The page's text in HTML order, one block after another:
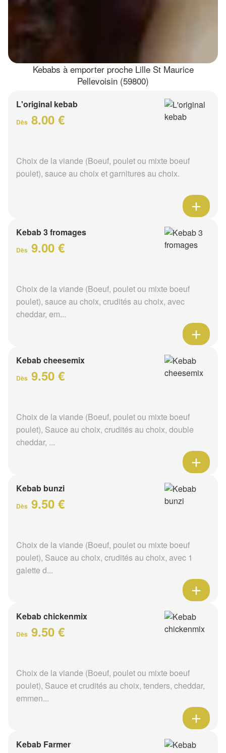
Kebabs à emporter proche Lille St Maurice
Pellevoisin (59800)
L'original kebab
Dès 8.00 €
Choix de la viande (Boeuf, poulet ou mixte boeuf
poulet), sauce au choix et garnitures au choix.
Kebab 3 fromages
Dès 9.00 €
Choix de la viande (Boeuf, poulet ou mixte boeuf
poulet), sauce au choix, crudités au choix, avec
cheddar, em...
Kebab cheesemix
Dès 9.50 €
Choix de la viande (Boeuf, poulet ou mixte boeuf
poulet), Sauce au choix, crudités au choix, double
cheddar, ...
Kebab bunzi
Dès 9.50 €
Choix de la viande (Boeuf, poulet ou mixte boeuf
poulet), Sauce au choix, crudités au choix, avec 1
galette d...
Kebab chickenmix
Dès 9.50 €
Choix de la viande (Boeuf, poulet ou mixte boeuf
poulet), Sauce et crudités au choix, tenders, cheddar,
emmen...
Kebab Farmer